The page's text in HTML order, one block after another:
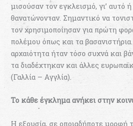
μισούσαν τον εγκλεισμό, γι’ αυτό
θανατώνονταν. Σημαντικό να
τον χρησιμοποίησαν για πρώτη
πολέμου όπως και τα
αρχαιότητα ήταν τόσο συχνά και
τα διαδέχτηκαν και άλλες
(Γαλλία – Αγγλία).
Το κάθε έγκλημα ανήκει στην
Η εξουσία, σε οποιαδήποτε μορφή